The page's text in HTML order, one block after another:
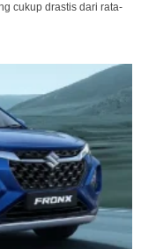
cukup drastis dari rata-